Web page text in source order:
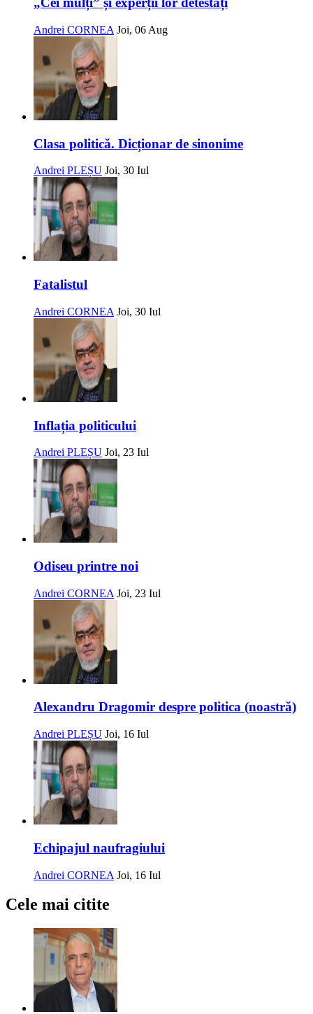
Andrei CORNEA Joi, 06 Aug
Clasa politică. Dicționar de sinonime
Andrei PLEȘU Joi, 30 Iul
Fatalistul
Andrei CORNEA Joi, 30 Iul
Inflația politicului
Andrei PLEȘU Joi, 23 Iul
Odiseu printre noi
Andrei CORNEA Joi, 23 Iul
Alexandru Dragomir despre politica (noastră)
Andrei PLEȘU Joi, 16 Iul
Echipajul naufragiului
Andrei CORNEA Joi, 16 Iul
Cele mai citite